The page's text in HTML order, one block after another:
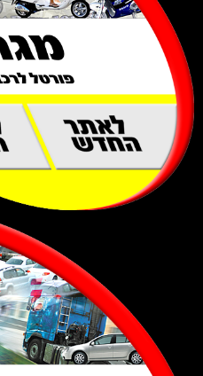
לאתר
החדש